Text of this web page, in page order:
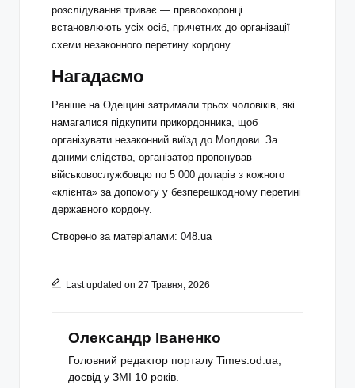
розслідування триває — правоохоронці
встановлюють усіх осіб, причетних до організації
схеми незаконного перетину кордону.
Нагадаємо
Раніше на Одещині затримали трьох чоловіків, які
намагалися підкупити прикордонника, щоб
організувати незаконний виїзд до Молдови. За
даними слідства, організатор пропонував
військовослужбовцю по 5 000 доларів з кожного
«клієнта» за допомогу у безперешкодному перетині
державного кордону.
Створено за матеріалами: 048.ua
Last updated on 27 Травня, 2026
Олександр Іваненко
Головний редактор порталу Times.od.ua,
досвід у ЗМІ 10 років.